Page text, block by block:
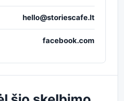
hello@storiescafe.lt
facebook.com